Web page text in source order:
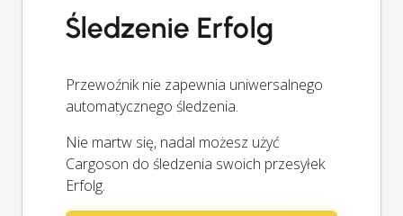
Śledzenie Erfolg
Przewoźnik nie zapewnia uniwersalnego
automatycznego śledzenia.
Nie martw się, nadal możesz użyć
Cargoson do śledzenia swoich przesyłek
Erfolg.